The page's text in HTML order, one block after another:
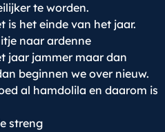
te worden.
is het einde van het jaar.
naar ardenne
jaar jammer maar dan
beginnen we over nieuw.
al hamdolila en daarom is
streng